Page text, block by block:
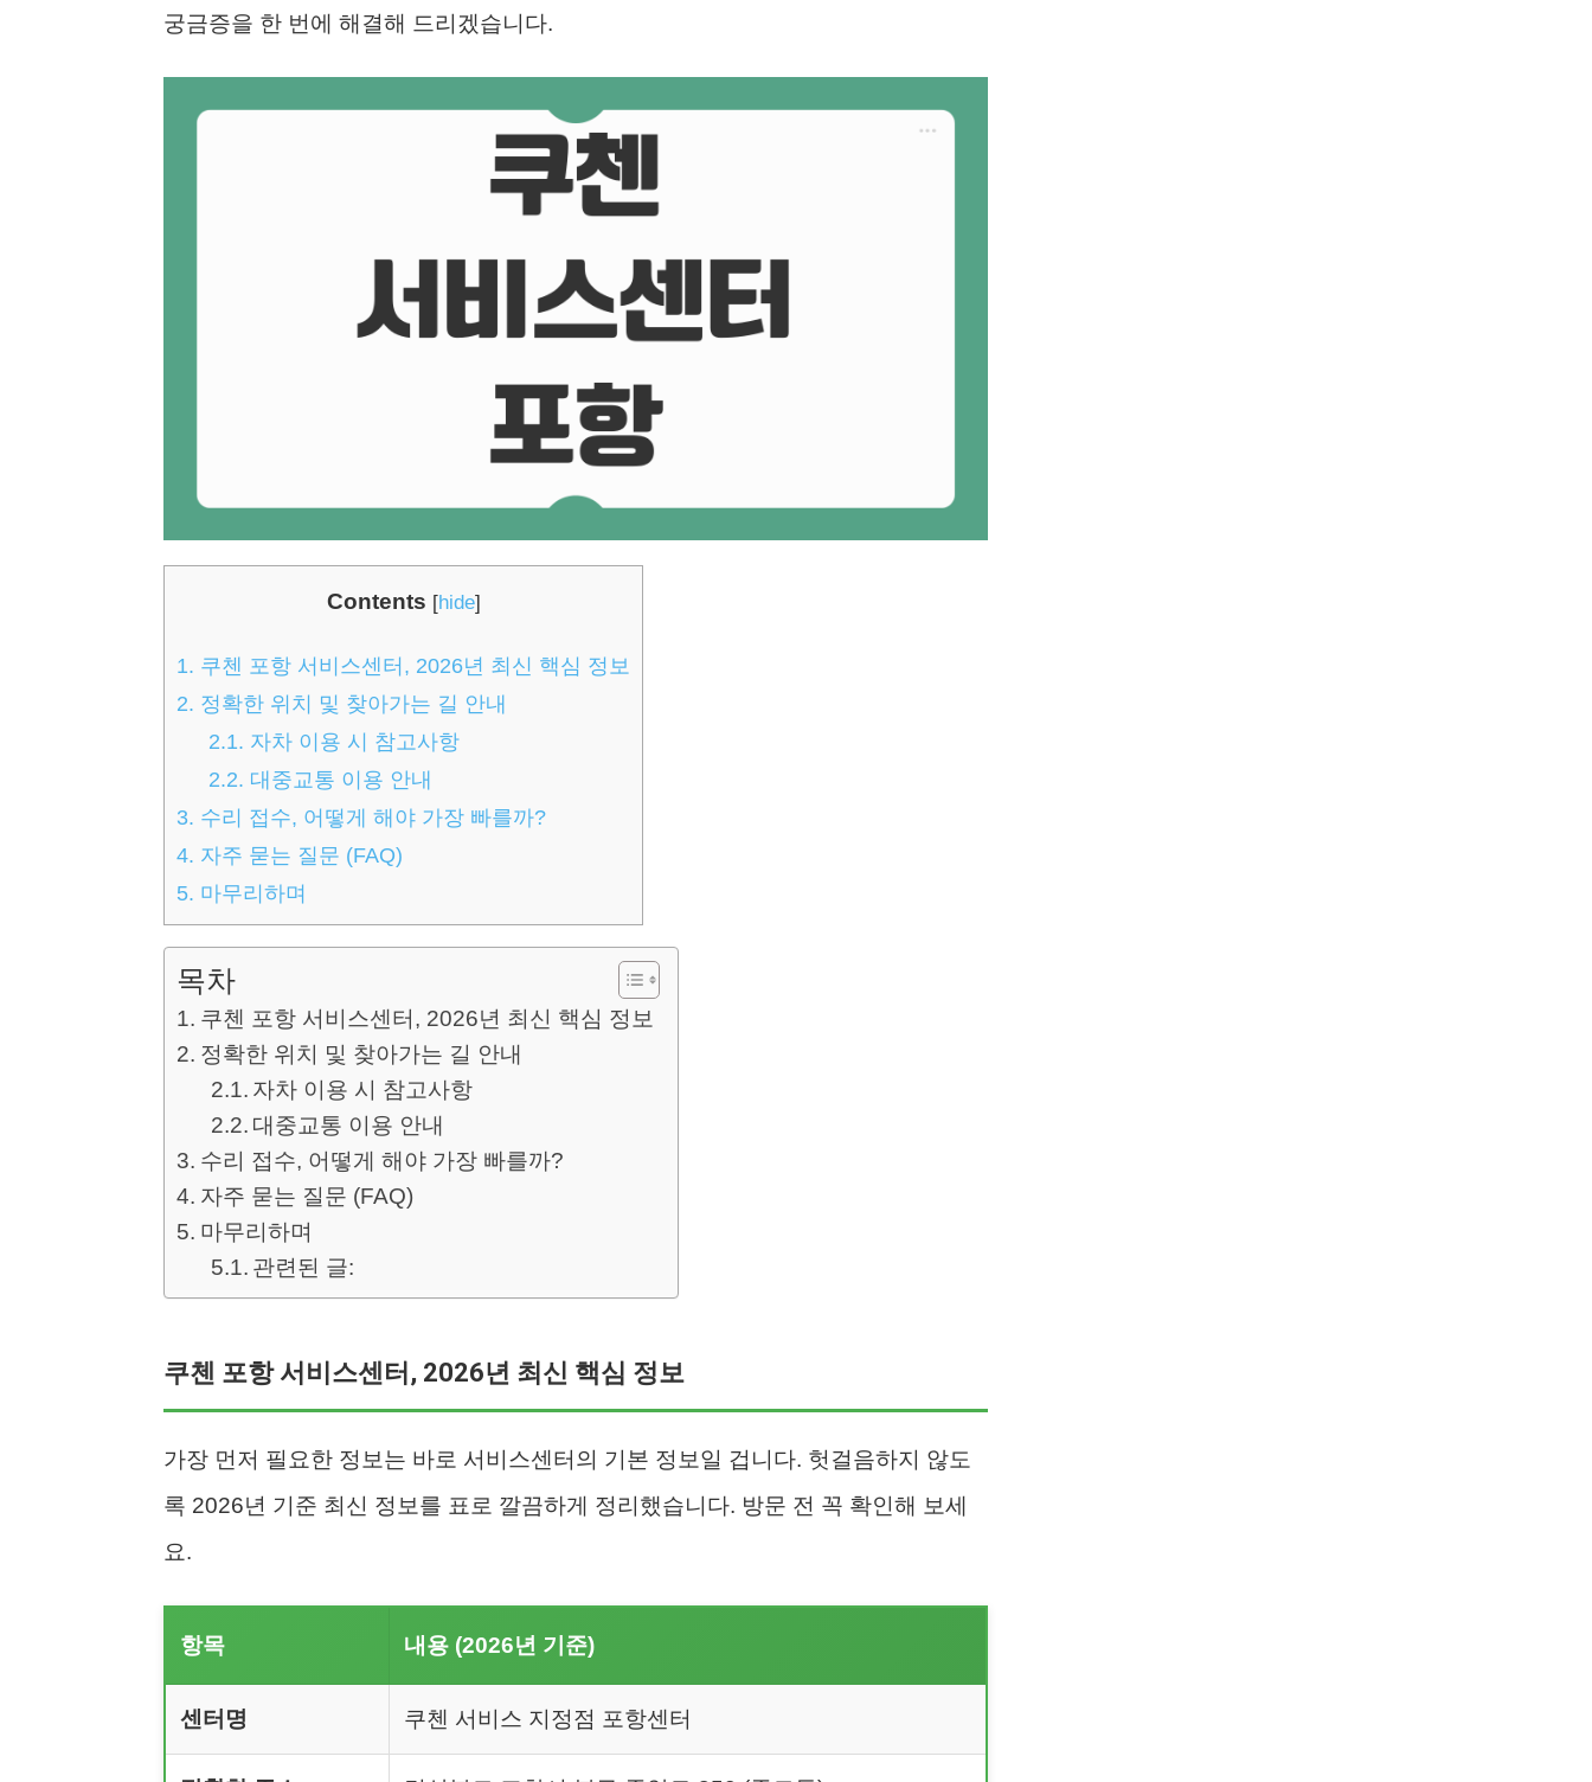
궁금증을 한 번에 해결해 드리겠습니다.
Contents [hide]
1. 쿠첸 포항 서비스센터, 2026년 최신 핵심 정보
2. 정확한 위치 및 찾아가는 길 안내
2.1. 자차 이용 시 참고사항
2.2. 대중교통 이용 안내
3. 수리 접수, 어떻게 해야 가장 빠를까?
4. 자주 묻는 질문 (FAQ)
5. 마무리하며
목차
쿠첸 포항 서비스센터, 2026년 최신 핵심 정보
정확한 위치 및 찾아가는 길 안내
자차 이용 시 참고사항
대중교통 이용 안내
수리 접수, 어떻게 해야 가장 빠를까?
자주 묻는 질문 (FAQ)
마무리하며
관련된 글:
쿠첸 포항 서비스센터, 2026년 최신 핵심 정보
가장 먼저 필요한 정보는 바로 서비스센터의 기본 정보일 겁니다. 헛걸음하지 않도
록 2026년 기준 최신 정보를 표로 깔끔하게 정리했습니다. 방문 전 꼭 확인해 보세
요.
항목 내용 (2026년 기준)
센터명 쿠첸 서비스 지정점 포항센터